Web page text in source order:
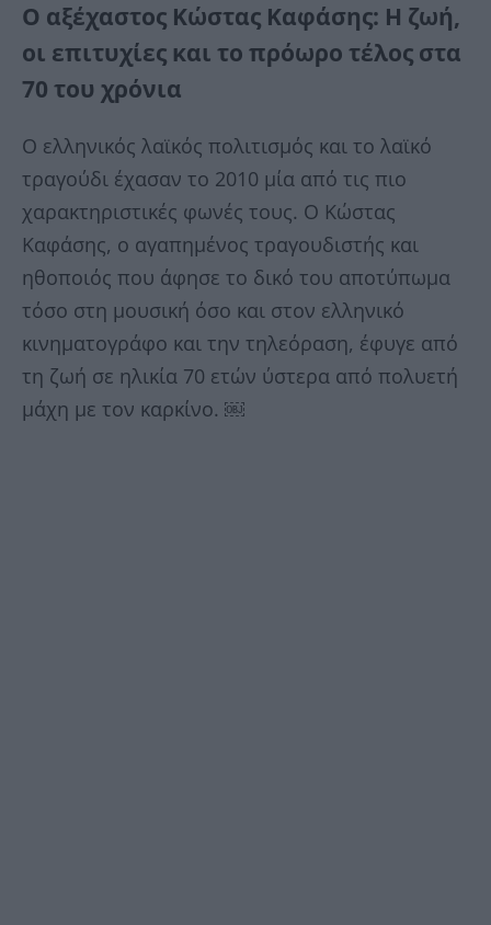
Ο αξέχαστος Κώστας Καφάσης: Η ζωή,
οι επιτυχίες και το πρόωρο τέλος στα
70 του χρόνια
Ο ελληνικός λαϊκός πολιτισμός και το λαϊκό
τραγούδι έχασαν το 2010 μία από τις πιο
χαρακτηριστικές φωνές τους. Ο Κώστας
Καφάσης, ο αγαπημένος τραγουδιστής και
ηθοποιός που άφησε το δικό του αποτύπωμα
τόσο στη μουσική όσο και στον ελληνικό
κινηματογράφο και την τηλεόραση, έφυγε από
τη ζωή σε ηλικία 70 ετών ύστερα από πολυετή
μάχη με τον καρκίνο. ￼